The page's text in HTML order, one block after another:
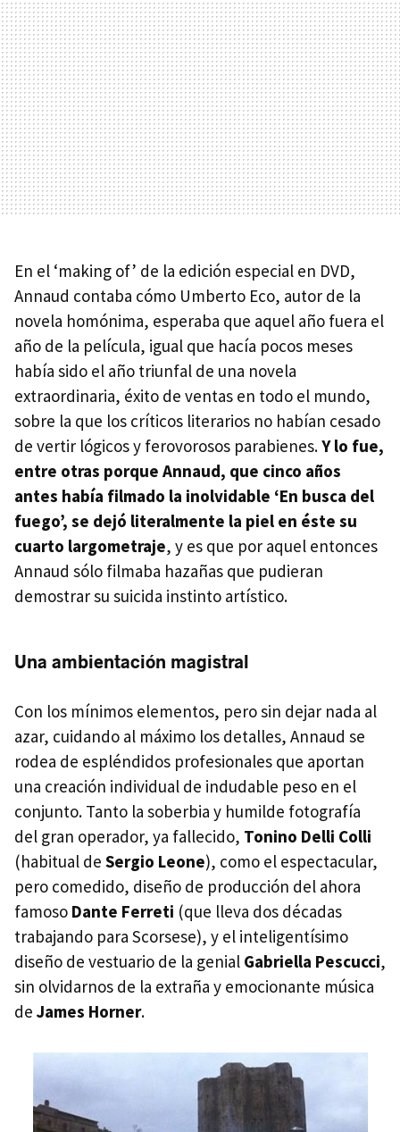
En el ‘making of’ de la edición especial en DVD,
Annaud contaba cómo Umberto Eco, autor de la
novela homónima, esperaba que aquel año fuera el
año de la película, igual que hacía pocos meses
había sido el año triunfal de una novela
extraordinaria, éxito de ventas en todo el mundo,
sobre la que los críticos literarios no habían cesado
de vertir lógicos y ferovorosos parabienes.Y lo fue,
entre otras porque Annaud, que cinco años
antes había filmado la inolvidable ‘En busca del
fuego’, se dejó literalmente la piel en éste su
cuarto largometraje, y es que por aquel entonces
Annaud sólo filmaba hazañas que pudieran
demostrar su suicida instinto artístico.
Una ambientación magistral
Con los mínimos elementos, pero sin dejar nada al
azar, cuidando al máximo los detalles, Annaud se
rodea de espléndidos profesionales que aportan
una creación individual de indudable peso en el
conjunto. Tanto la soberbia y humilde fotografía
del gran operador, ya fallecido, Tonino Delli Colli
(habitual de Sergio Leone), como el espectacular,
pero comedido, diseño de producción del ahora
famoso Dante Ferreti (que lleva dos décadas
trabajando para Scorsese), y el inteligentísimo
diseño de vestuario de la genial Gabriella Pescucci,
sin olvidarnos de la extraña y emocionante música
de James Horner.